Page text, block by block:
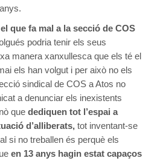
que fa mal a la secció de COS
podria tenir els seus
manera xanxullesca que els té el
els han volgut i per això no els
sindical de COS a Atos no
a denunciar els inexistents
que dediquen tot l’espai a
d’alliberats, tot inventant-se
si no treballen és perquè els
en 13 anys hagin estat capaços